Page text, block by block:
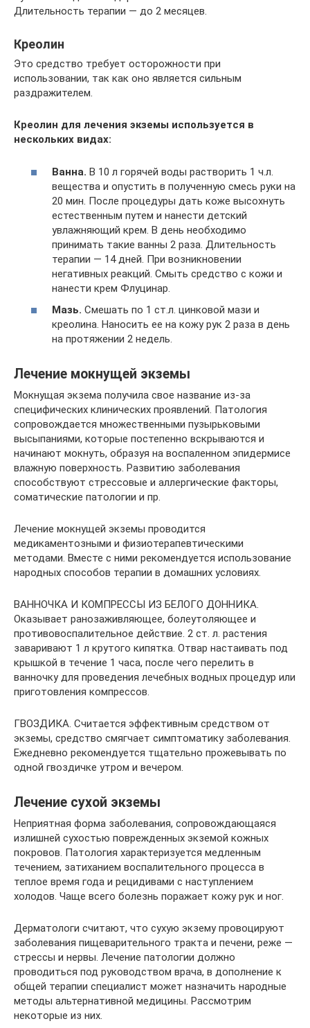
Длительность терапии — до 2 месяцев.
Креолин
Это средство требует осторожности при
использовании, так как оно является сильным
раздражителем.
Креолин для лечения экземы используется в
нескольких видах:
Ванна. В 10 л горячей воды растворить 1 ч.л.
вещества и опустить в полученную смесь руки на
20 мин. После процедуры дать коже высохнуть
естественным путем и нанести детский
увлажняющий крем. В день необходимо
принимать такие ванны 2 раза. Длительность
терапии — 14 дней. При возникновении
негативных реакций. Смыть средство с кожи и
нанести крем Флуцинар.
Мазь. Смешать по 1 ст.л. цинковой мази и
креолина. Наносить ее на кожу рук 2 раза в день
на протяжении 2 недель.
Лечение мокнущей экземы
Мокнущая экзема получила свое название из-за
специфических клинических проявлений. Патология
сопровождается множественными пузырьковыми
высыпаниями, которые постепенно вскрываются и
начинают мокнуть, образуя на воспаленном эпидермисе
влажную поверхность. Развитию заболевания
способствуют стрессовые и аллергические факторы,
соматические патологии и пр.
Лечение мокнущей экземы проводится
медикаментозными и физиотерапевтическими
методами. Вместе с ними рекомендуется использование
народных способов терапии в домашних условиях.
ВАННОЧКА И КОМПРЕССЫ ИЗ БЕЛОГО ДОННИКА.
Оказывает ранозаживляющее, болеутоляющее и
противовоспалительное действие. 2 ст. л. растения
заваривают 1 л крутого кипятка. Отвар настаивать под
крышкой в течение 1 часа, после чего перелить в
ванночку для проведения лечебных водных процедур или
приготовления компрессов.
ГВОЗДИКА. Считается эффективным средством от
экземы, средство смягчает симптоматику заболевания.
Ежедневно рекомендуется тщательно прожевывать по
одной гвоздичке утром и вечером.
Лечение сухой экземы
Неприятная форма заболевания, сопровождающаяся
излишней сухостью поврежденных экземой кожных
покровов. Патология характеризуется медленным
течением, затиханием воспалительного процесса в
теплое время года и рецидивами с наступлением
холодов. Чаще всего болезнь поражает кожу рук и ног.
Дерматологи считают, что сухую экзему провоцируют
заболевания пищеварительного тракта и печени, реже —
стрессы и нервы. Лечение патологии должно
проводиться под руководством врача, в дополнение к
общей терапии специалист может назначить народные
методы альтернативной медицины. Рассмотрим
некоторые из них.